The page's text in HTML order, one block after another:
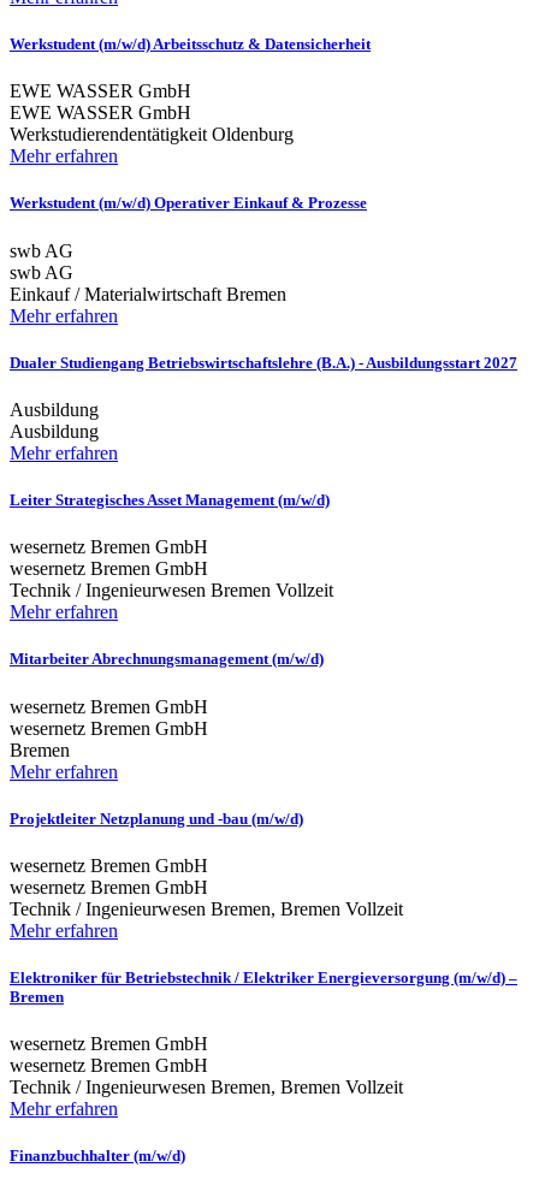
Werkstudent (m/w/d) Arbeitsschutz & Datensicherheit
EWE WASSER GmbH
EWE WASSER GmbH
Werkstudierendentätigkeit Oldenburg
Mehr erfahren
Werkstudent (m/w/d) Operativer Einkauf & Prozesse
swb AG
swb AG
Einkauf / Materialwirtschaft Bremen
Mehr erfahren
Dualer Studiengang Betriebswirtschaftslehre (B.A.) - Ausbildungsstart 2027
Ausbildung
Ausbildung
Mehr erfahren
Leiter Strategisches Asset Management (m/w/d)
wesernetz Bremen GmbH
wesernetz Bremen GmbH
Technik / Ingenieurwesen Bremen Vollzeit
Mehr erfahren
Mitarbeiter Abrechnungsmanagement (m/w/d)
wesernetz Bremen GmbH
wesernetz Bremen GmbH
Bremen
Mehr erfahren
Projektleiter Netzplanung und -bau (m/w/d)
wesernetz Bremen GmbH
wesernetz Bremen GmbH
Technik / Ingenieurwesen Bremen, Bremen Vollzeit
Mehr erfahren
Elektroniker für Betriebstechnik / Elektriker Energieversorgung (m/w/d) –
Bremen
wesernetz Bremen GmbH
wesernetz Bremen GmbH
Technik / Ingenieurwesen Bremen, Bremen Vollzeit
Mehr erfahren
Finanzbuchhalter (m/w/d)